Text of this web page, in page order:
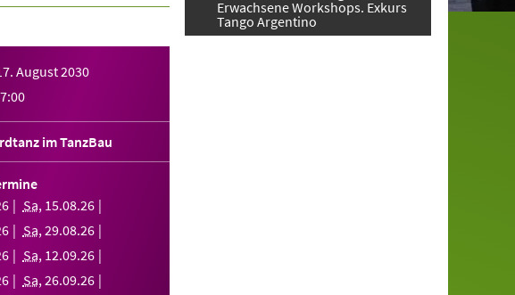
August 2030
im TanzBau
Sa, 15.08.26
Sa,29.08.26
Sa, 12.09.26
Sa,26.09.26
Erwachsene Workshops. Exkurs
Tango Argentino